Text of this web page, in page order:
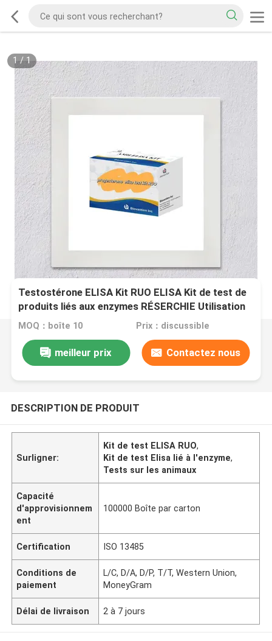
1/1
Testostérone ELISA Kit RUO ELISA Kit de test de
produits liés aux enzymes RÉSERCHIE Utilisation
uniquement sur les animaux
MOQ：boîte 10 Prix：discussible
meilleur prix Contactez nous
DESCRIPTION DE PRODUIT
Surligner:
Kit de test ELISA RUO,
Kit de test Elisa lié à l'enzyme,
Tests sur les animaux
Capacité
d'approvisionnem
ent
100000 Boîte par carton
Certification ISO 13485
Conditions de
paiement
L/C, D/A, D/P, T/T, Western Union,
MoneyGram
Délai de livraison 2 à 7 jours